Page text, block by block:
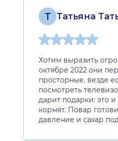
Т Татьяна
Хотим выразить
октябре 2022 они
просторные, везде
посмотреть
дарит подарки: это
кормят. Повар
давление и сахар